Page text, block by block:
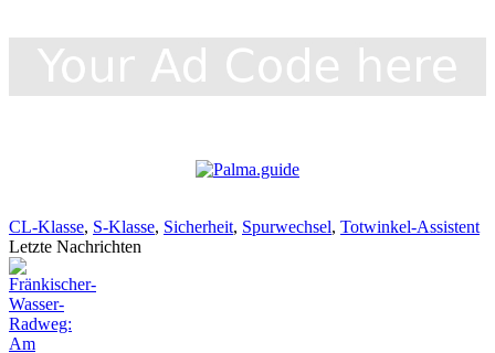
CL-Klasse, S-Klasse, Sicherheit, Spurwechsel, Totwinkel-Assistent
Letzte Nachrichten